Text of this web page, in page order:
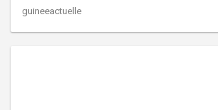
guineeactuelle